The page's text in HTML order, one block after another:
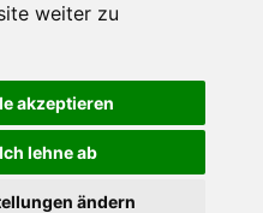
weiter zu
akzeptieren
Ich lehne ab
ändern
andere
die Möglichkeit, sich